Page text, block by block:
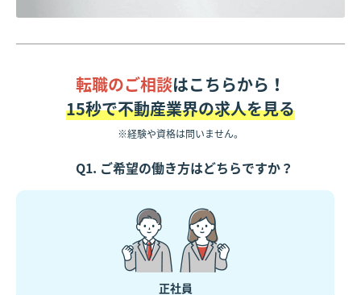
転職のご相談はこちらから！
15秒で不動産業界の求人を見る
※経験や資格は問いません。
Q1. ご希望の働き方はどちらですか？
正社員